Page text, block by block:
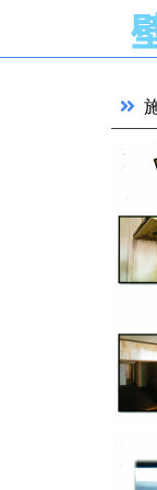
コンテンツにスキ